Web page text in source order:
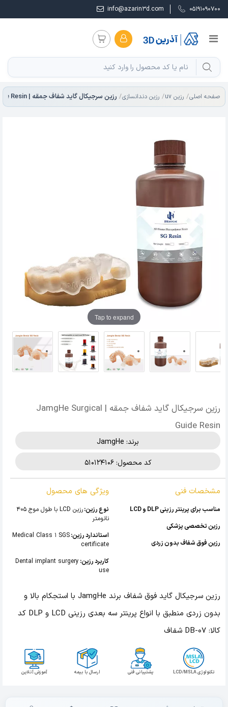
05191090700
info@azarin3d.com
صفحه اصلی رزین uv رزین دندانسازی
Tap to expand
رزین سرجیکال گاید شفاف جمقه | JamgHe Surgical
Guide Resin
برند: JamgHe
کد محصول: 510124106
مشخصات فنی
مناسب برای پرینتر رزینی DLP و LCD
رزین تخصصی پزشکی
رزین فوق شفاف بدون زردی
ویژگی های محصول
نوع رزین:
رزین LCD با طول موج 405
نانومتر
استاندارد رزین:Medical Class 1 SGS
certificate
کاربرد رزین: Dental implant surgery
use
رزین سرجیکال گاید فوق شفاف برند JamgHe با استجکام بالا و
بدون زردی منطبق با انواع پرینتر سه بعدی رزینی LCD و DLP کد
کالا: DB-07 شفاف
آموزش آنلاین ارسال با بیمه پشتیبانی فنی تکنولوژی LCD/MSLA